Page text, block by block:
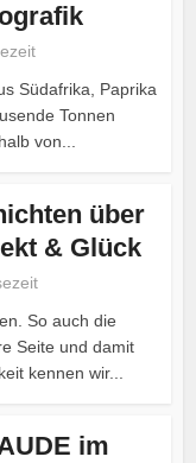
Südafrika, Paprika
Tonnen
von...
über
& Glück
So auch die
Seite und damit
kennen wir...
im